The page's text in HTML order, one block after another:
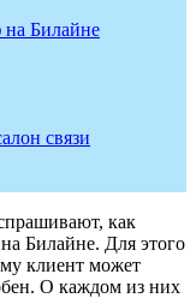
Билайне
связи
как
Билайне. Для этого
клиент может
О каждом из них